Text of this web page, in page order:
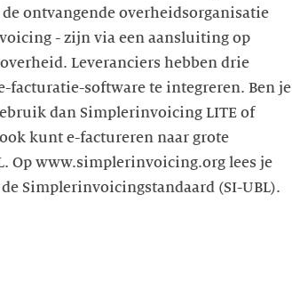
ontvangende overheidsorganisatie
- zijn via een aansluiting op
Leveranciers hebben drie
facturatie-software te integreren. Ben je
dan Simplerinvoicing LITE of
kunt e-factureren naar grote
Op www.simplerinvoicing.org lees je
Simplerinvoicingstandaard (SI-UBL).